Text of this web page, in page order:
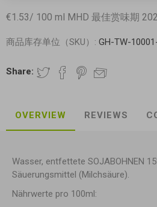
€1.53/ 100 ml MHD 最佳赏味期
商品库存单位（SKU）: GH-TW-
Share:
OVERVIEW REVIEWS
Wasser, entfettete SOJABOHNEN
Säuerungsmittel (Milchsäure).
Nährwerte pro 100ml: